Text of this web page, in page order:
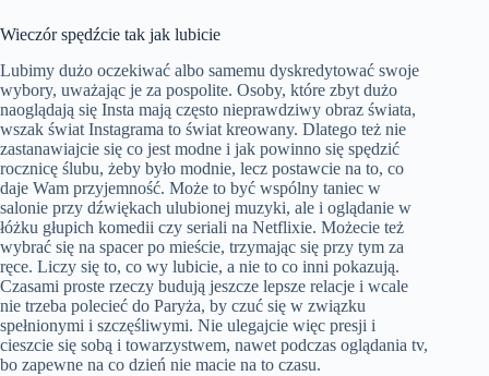
Wieczór spędźcie tak jak lubicie
Lubimy dużo oczekiwać albo samemu dyskredytować swoje
wybory, uważając je za pospolite. Osoby, które zbyt dużo
naoglądają się Insta mają często nieprawdziwy obraz świata,
wszak świat Instagrama to świat kreowany. Dlatego też nie
zastanawiajcie się co jest modne i jak powinno się spędzić
rocznicę ślubu, żeby było modnie, lecz postawcie na to, co
daje Wam przyjemność. Może to być wspólny taniec w
salonie przy dźwiękach ulubionej muzyki, ale i oglądanie w
łóżku głupich komedii czy seriali na Netflixie. Możecie też
wybrać się na spacer po mieście, trzymając się przy tym za
ręce. Liczy się to, co wy lubicie, a nie to co inni pokazują.
Czasami proste rzeczy budują jeszcze lepsze relacje i wcale
nie trzeba polecieć do Paryża, by czuć się w związku
spełnionymi i szczęśliwymi. Nie ulegajcie więc presji i
cieszcie się sobą i towarzystwem, nawet podczas oglądania tv,
bo zapewne na co dzień nie macie na to czasu.